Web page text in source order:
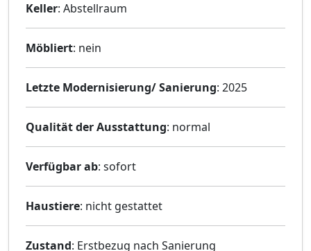
Keller: Abstellraum
Möbliert: nein
Letzte Modernisierung/ Sanierung: 2025
Qualität der Ausstattung: normal
Verfügbar ab: sofort
Haustiere: nicht gestattet
Zustand: Erstbezug nach Sanierung